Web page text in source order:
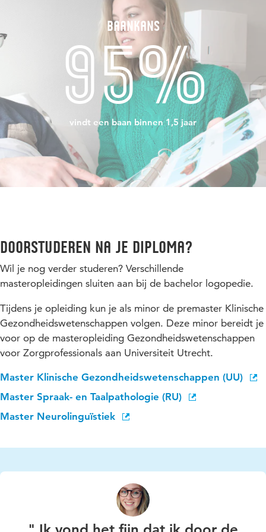
Baankans
95%
vindt een baan binnen 1,5 jaar
Doorstuderen na je diploma?
Wil je nog verder studeren? Verschillende
masteropleidingen sluiten aan bij de bachelor logopedie.
Tijdens je opleiding kun je als minor de premaster Klinische
Gezondheidswetenschappen volgen. Deze minor bereidt je
voor op de masteropleiding Gezondheidswetenschappen
voor Zorgprofessionals aan Universiteit Utrecht.
Master Klinische Gezondheidswetenschappen (UU)
Master Spraak- en Taalpathologie (RU)
Master Neurolinguïstiek